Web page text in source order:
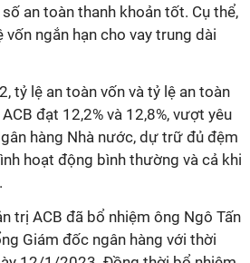
an toàn thanh khoản tốt. Cụ thể,
vốn ngắn hạn cho vay trung dài
tỷ lệ an toàn vốn và tỷ lệ an toàn
đạt 12,2% và 12,8%, vượt yêu
hàng Nhà nước, dự trữ đủ đệm
hoạt động bình thường và cả khi
trị ACB đã bổ nhiệm ông Ngô Tấn
Giám đốc ngân hàng với thời